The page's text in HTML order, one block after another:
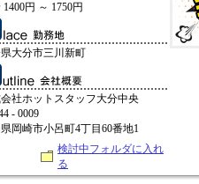
1400円 ～ 1750円
大分市三川新町
社ホットスタッフ大分中央
- 0009
岡崎市小呂町4丁目60番地1
検討中フォルダに入れ
る